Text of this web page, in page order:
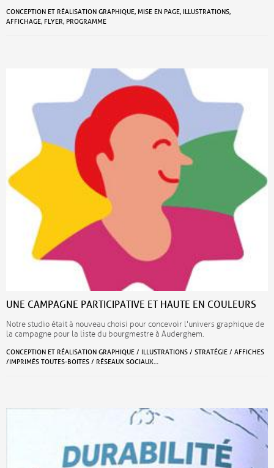
CONCEPTION ET RÉALISATION GRAPHIQUE, MISE EN PAGE, ILLUSTRATIONS,
AFFICHAGE, FLYER, PROGRAMME
UNE CAMPAGNE PARTICIPATIVE ET HAUTE EN COULEURS
Notre studio était à nouveau choisi pour concevoir l'univers graphique de
la campagne pour la liste du bourgmestre à Auderghem.
CONCEPTION ET RÉALISATION GRAPHIQUE / ILLUSTRATIONS / STRATÉGIE / AFFICHES
/IMPRIMÉS TOUTES-BOITES / RÉSEAUX SOCIAUX…